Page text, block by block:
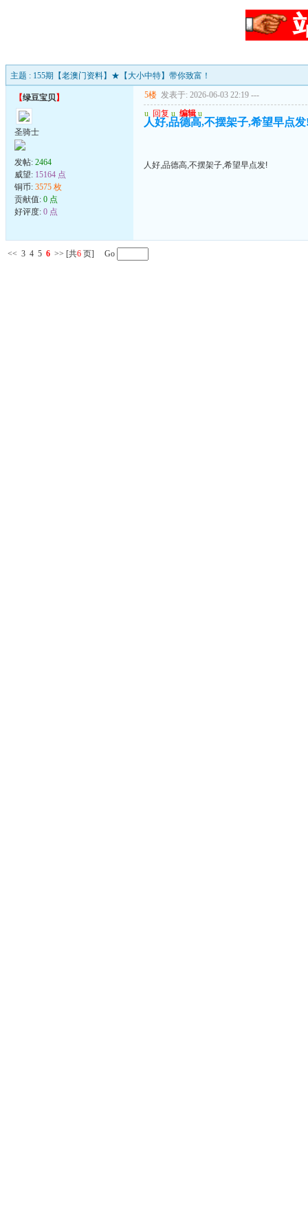
主题 : 155期【老澳门资料】★【大小中特】带你致富！
【绿豆宝贝】
圣骑士
发帖: 2464
威望: 15164 点
铜币: 3575 枚
贡献值: 0 点
好评度: 0 点
5楼 发表于: 2026-06-03 22:19 ---
u 回复 u 编辑 u
人好,品德高,不摆架子,希望早点
人好,品德高,不摆架子,希望早点发!
<< 3 4 5 6 >> [共6 页] Go